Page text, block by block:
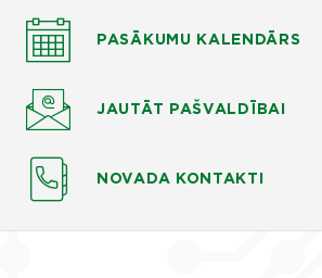
PASĀKUMU KALENDĀRS
JAUTĀT PAŠVALDĪBAI
NOVADA KONTAKTI